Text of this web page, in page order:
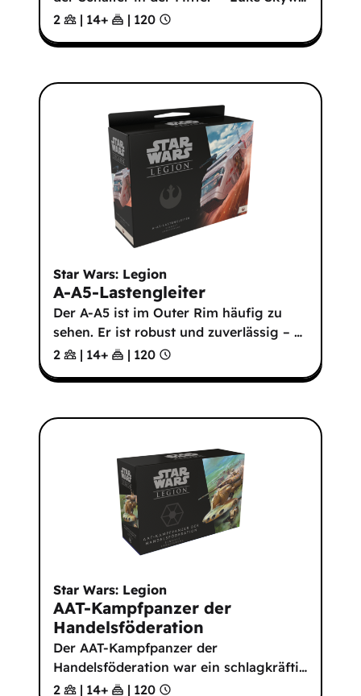
2
| 14+ | 120
Star Wars: Legion
A-A5-Lastengleiter
Der A-A5 ist im Outer Rim häufig zu
sehen. Er ist robust und zuverlässig – …
2
| 14+ | 120
Star Wars: Legion
AAT-Kampfpanzer der
Handelsföderation
Der AAT-Kampfpanzer der
Handelsföderation war ein schlagkräfti…
2
| 14+ | 120